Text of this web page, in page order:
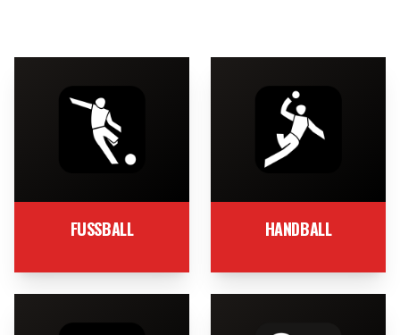
FUSSBALL HANDBALL